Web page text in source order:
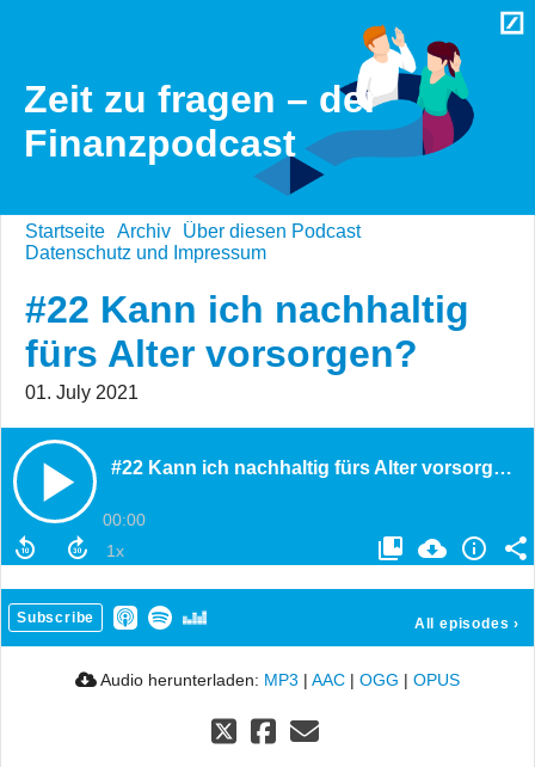
Zeit zu fragen – der
Finanzpodcast
Startseite Archiv
Über diesen Podcast
Datenschutz und Impressum
#22 Kann ich nachhaltig
fürs Alter vorsorgen?
01. July 2021
#22 Kann ich nachhaltig fürs Alter vorsorgen?
00:00
Subscribe All episodes ›
Audio herunterladen: MP3 | AAC | OGG | OPUS